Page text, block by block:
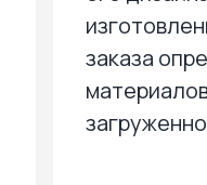
заказа